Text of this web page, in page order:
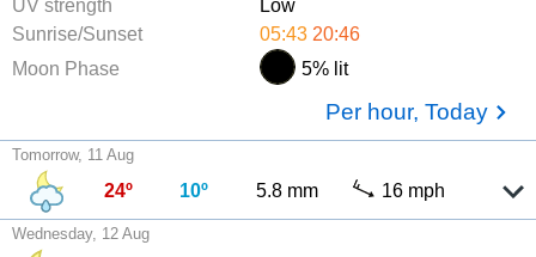
UV strength
Low
Sunrise/Sunset
05:43 20:46
Moon Phase
5% lit
Per hour, Today
Tomorrow, 11 Aug
24º 10º 5.8 mm 16 mph
Wednesday, 12 Aug